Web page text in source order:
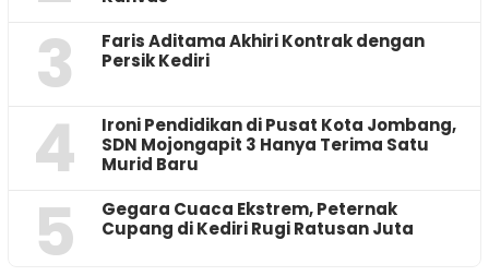
3
Faris Aditama Akhiri Kontrak dengan
Persik Kediri
4
Ironi Pendidikan di Pusat Kota Jombang,
SDN Mojongapit 3 Hanya Terima Satu
Murid Baru
5
‎Gegara Cuaca Ekstrem, Peternak
Cupang di Kediri Rugi Ratusan Juta